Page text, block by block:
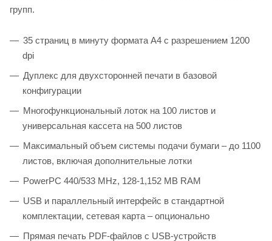
групп.
35 страниц в минуту формата А4 с разрешением 1200
dpi
Дуплекс для двухсторонней печати в базовой
конфигурации
Многофункциональный лоток на 100 листов и
универсальная кассета на 500 листов
Максимальный объем системы подачи бумаги – до 1100
листов, включая дополнительные лотки
PowerPC 440/533 MHz, 128-1,152 MB RAM
USB и параллельный интерфейс в стандартной
комплектации, сетевая карта – опционально
Прямая печать PDF-файлов с USB-устройств